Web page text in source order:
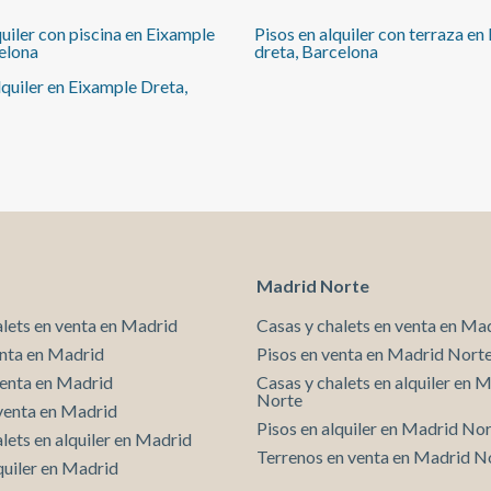
Respecto a la presente propiedad no existe
certificado informativo estatal de referencia de
precios de alquiler.No consta contrato de
arrendamiento de vivienda en los últimos 5 años.Este
disponible bajo solicitud de los interesados.
con piscina en Eixample
Pisos en alquiler con terraza en
dreta, Barcelona
en Eixample Dreta,
en venta en Madrid
en Madrid
en Madrid
en Madrid
en alquiler en Madrid
en Madrid
Madrid Norte
Casas y chalets en venta en
Pisos en venta en Madrid
Casas y chalets en alquiler en
Norte
Pisos en alquiler en Madrid
Terrenos en venta en Madrid